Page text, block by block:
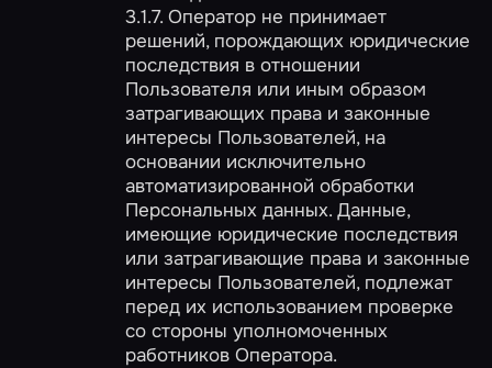
3.1.7. Оператор не принимает
решений, порождающих юридические
последствия в отношении
Пользователя или иным образом
затрагивающих права и законные
интересы Пользователей, на
основании исключительно
автоматизированной обработки
Персональных данных. Данные,
имеющие юридические последствия
или затрагивающие права и законные
интересы Пользователей, подлежат
перед их использованием проверке
со стороны уполномоченных
работников Оператора.